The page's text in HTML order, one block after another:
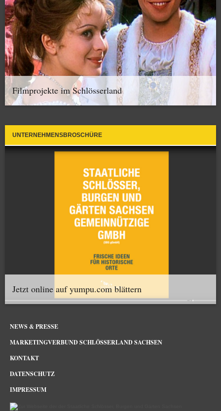
Filmprojekte im Schlösserland
UNTERNEHMENSBROSCHÜRE
Jetzt online auf yumpu.com blättern
NEWS & PRESSE
MARKETINGVERBUND SCHLÖSSERLAND SACHSEN
KONTAKT
DATENSCHUTZ
IMPRESSUM